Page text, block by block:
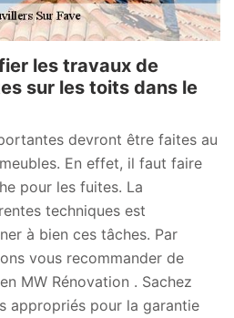
les travaux de
sur les toits dans le
devront être faites au
En effet, il faut faire
pour les fuites. La
techniques est
à bien ces tâches. Par
vous recommander de
MW Rénovation . Sachez
appropriés pour la garantie